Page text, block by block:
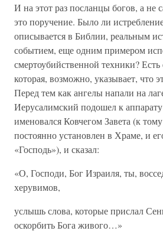
И на этот раз посланцы богов, а не
это поручение. Было ли
описывается в Библии, реальным
событием, еще одним примером
смертоубийственной техники? Есть
которая, возможно, указывает, что
Перед тем как ангелы напали на
Иерусалимский подошел к
именовался Ковчегом Завета (к
постоянно установлен в Храме, и
«Господь»), и сказал:
«О, Господи, Бог Израиля, ты,
херувимов,
услышь слова, которые прислал
оскорбить Бога живого…»